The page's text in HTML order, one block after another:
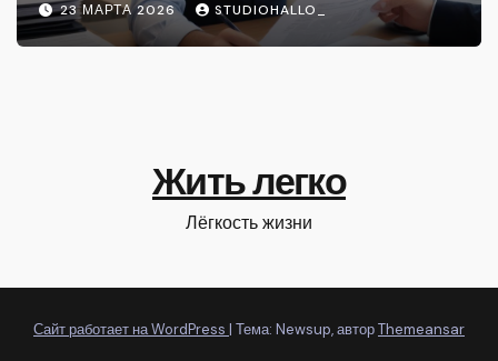
23 МАРТА 2026 STUDIOHALLO_
Жить легко
Лёгкость жизни
Сайт работает на WordPress | Тема: Newsup, авторThemeansar